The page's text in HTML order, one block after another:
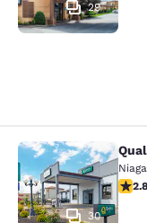
29
Quality Inn
30
2.8